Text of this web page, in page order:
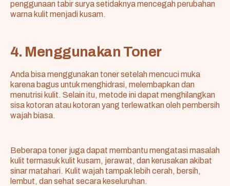
penggunaan tabir surya setidaknya mencegah perubahan
warna kulit menjadi kusam.
4. Menggunakan Toner
Anda bisa menggunakan toner setelah mencuci muka
karena bagus untuk menghidrasi, melembapkan dan
menutrisi kulit. Selain itu, metode ini dapat menghilangkan
sisa kotoran atau kotoran yang terlewatkan oleh pembersih
wajah biasa.
Beberapa toner juga dapat membantu mengatasi masalah
kulit termasuk kulit kusam, jerawat, dan kerusakan akibat
sinar matahari. Kulit wajah tampak lebih cerah, bersih,
lembut, dan sehat secara keseluruhan.